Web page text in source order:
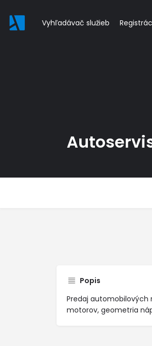
Vyhľadávač služieb
Popis
Predaj automobilových
motorov, geometria